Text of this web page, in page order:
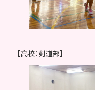
【高校：剣道部】